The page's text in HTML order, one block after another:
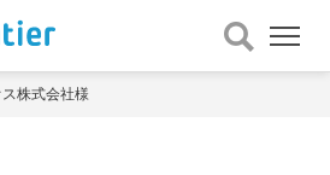
メ
ス株式会社様